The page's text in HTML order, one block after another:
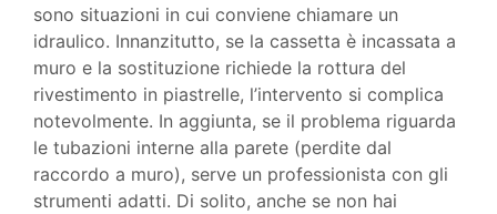
sono situazioni in cui conviene chiamare un
idraulico. Innanzitutto, se la cassetta è incassata a
muro e la sostituzione richiede la rottura del
rivestimento in piastrelle, l’intervento si complica
notevolmente. In aggiunta, se il problema riguarda
le tubazioni interne alla parete (perdite dal
raccordo a muro), serve un professionista con gli
strumenti adatti. Di solito, anche se non hai